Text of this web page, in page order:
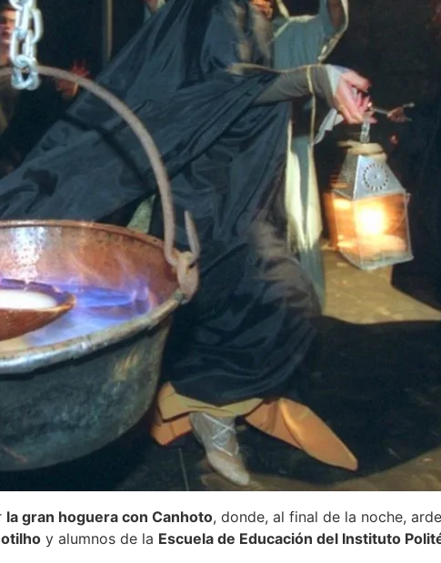
la gran hoguera con Canhoto, donde, al final de la noche,
y alumnos de la Escuela de Educación del Instituto